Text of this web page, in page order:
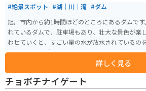
#絶景スポット #湖｜川｜滝 #ダム
旭川市内から約1時間ほどのところにあるダムで
れているダムで、駐車場もあり、壮大な景色が楽
わせていくと、すごい量の水が放水されているの
距離がある場所からしか見れないのに、水しぶき
と水量です。また、山の上の方にあるため、水と
す。
詳しく見る
チョボチナイゲート